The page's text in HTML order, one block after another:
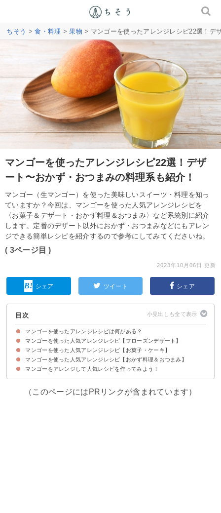
ちそう >食・料理 >果物 > マンゴーを使ったアレンジレシピ22選！デ
マンゴーを使ったアレンジレシピ22選！デザ
ート〜おかず・おつまみの料理系も紹介！
マンゴー（生マンゴー）を使った美味しいスイーツ・料理を知っ
ていますか？今回は、マンゴーを使った人気アレンジレシピを
〈お菓子＆デザート・おかず料理＆おつまみ〉など系統別に紹介
します。定番のデザート以外におかず・おつまみなどにもアレン
ジできる簡単レシピを紹介するので参考にしてみてくださいね。
( 3ページ目 )
2023年10月06日 更新
シェア ツイート シェア
目次
マンゴーを使ったアレンジレシピは何がある？
マンゴーを使った人気アレンジレシピ【フローズンデザート】
①冷凍マンゴーのアイス
②マンゴーのかき氷
③冷凍マンゴーのスムージー
④ドライマンゴーとヨーグルトのココナッツアイス
⑤低カロリーのマンゴーシェイク
⑥完熟マンゴーとクリームチーズのアイスクリーム
マンゴーを使った人気アレンジレシピ【お菓子・ケーキ】
①マンゴーヨーグルトプリン
②冷凍マンゴーでレアチーズケーキ
③マンゴーのダックワーズ
④マンゴーの杏仁豆腐
⑤冷凍マンゴーのタルト
⑥マンゴーのロールケーキ
⑦マンゴーの焼き菓子
⑧マンゴーとココナッツのパウンドケーキ
⑨マンゴーとフルーツのスコップケーキ
⑩冷凍マンゴーのパンナコッタ
マンゴーを使った人気アレンジレシピ【おかず料理＆おつまみ】
①マンゴーと鶏むね肉のカシューナッツ炒め
②青マンゴーの人参炒め
③マンゴーとエビのサラダ
④マンゴーときゅうりのサラダ
⑤マンゴーカレー
⑥マンゴーソースのチキンソテー
マンゴーをアレンジして人気レシピを作ってみよう！
（このページにはPRリンクが含まれています）